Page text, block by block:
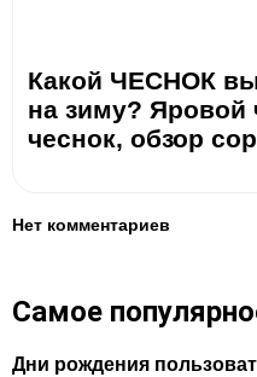
Какой ЧЕСНОК
на зиму? Яровой
чеснок, обзор
Нет комментариев
Самое
Дни рождения